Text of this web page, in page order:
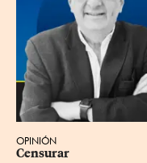
OPINIÓN
Censurar